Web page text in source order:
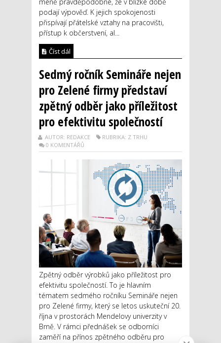
podají výpověď. K jejich spokojenosti
přispívají přátelské vztahy na pracovišti,
přístup k občerstvení, al...
Číst dál
Sedmý ročník Semináře nejen
pro Zelené firmy představí
zpětný odběr jako příležitost
pro efektivitu společností
AUTOR: REDAKCE
RUBRIKA: Z TRHU
0 KOMENTÁŘŮ
Zpětný odběr výrobků jako příležitost pro
efektivitu společností. To je hlavním
tématem sedmého ročníku Semináře nejen
pro Zelené firmy, který se letos uskuteční 20.
října v prostorách Mendelovy univerzity v
Brně. V rámci přednášek se odborníci
zaměří na přínos zpětného odběru pro